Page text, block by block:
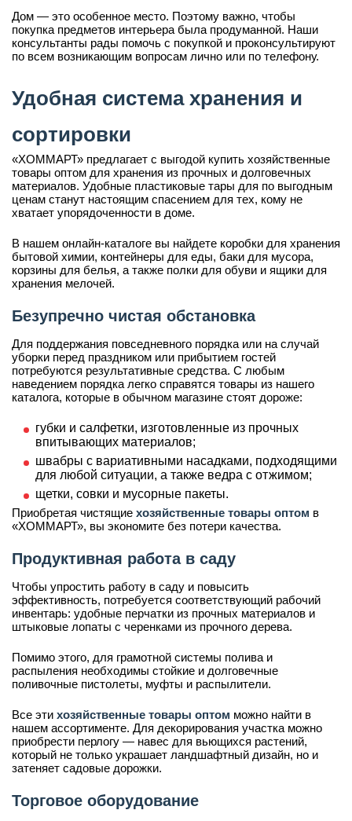
Дом — это особенное место. Поэтому важно, чтобы
покупка предметов интерьера была продуманной. Наши
консультанты рады помочь с покупкой и проконсультируют
по всем возникающим вопросам лично или по телефону.
Удобная система хранения и
сортировки
«ХОММАРТ» предлагает с выгодой купить хозяйственные
товары оптом для хранения из прочных и долговечных
материалов. Удобные пластиковые тары для по выгодным
ценам станут настоящим спасением для тех, кому не
хватает упорядоченности в доме.
В нашем онлайн-каталоге вы найдете коробки для хранения
бытовой химии, контейнеры для еды, баки для мусора,
корзины для белья, а также полки для обуви и ящики для
хранения мелочей.
Безупречно чистая обстановка
Для поддержания повседневного порядка или на случай
уборки перед праздником или прибытием гостей
потребуются результативные средства. С любым
наведением порядка легко справятся товары из нашего
каталога, которые в обычном магазине стоят дороже:
губки и салфетки, изготовленные из прочных
впитывающих материалов;
швабры с вариативными насадками, подходящими
для любой ситуации, а также ведра с отжимом;
щетки, совки и мусорные пакеты.
Приобретая чистящие хозяйственные товары оптом в
«ХОММАРТ», вы экономите без потери качества.
Продуктивная работа в саду
Чтобы упростить работу в саду и повысить
эффективность, потребуется соответствующий рабочий
инвентарь: удобные перчатки из прочных материалов и
штыковые лопаты с черенками из прочного дерева.
Помимо этого, для грамотной системы полива и
распыления необходимы стойкие и долговечные
поливочные пистолеты, муфты и распылители.
Все эти хозяйственные товары оптом можно найти в
нашем ассортименте. Для декорирования участка можно
приобрести перлогу — навес для вьющихся растений,
который не только украшает ландшафтный дизайн, но и
затеняет садовые дорожки.
Торговое оборудование